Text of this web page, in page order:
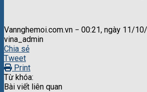
Vannghemoi.com.vn − 00:21, ngày 11/
vina_admin
Chia sẻ
Tweet
Print
Từ khóa:
Bài viết liên quan